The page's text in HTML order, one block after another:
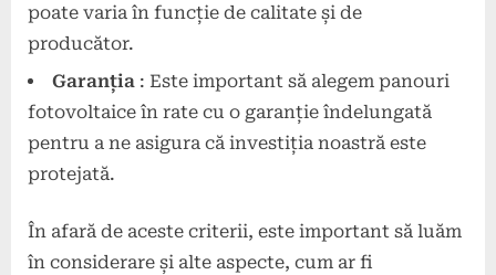
poate varia în funcție de calitate și de
producător.
Garanția : Este important să alegem panouri
fotovoltaice în rate cu o garanție îndelungată
pentru a ne asigura că investiția noastră este
protejată.
În afară de aceste criterii, este important să luăm
în considerare și alte aspecte, cum ar fi